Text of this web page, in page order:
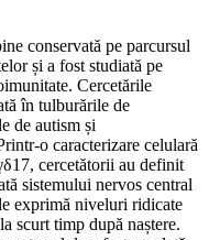
conservată pe parcursul
și a fost studiată pe
Cercetările
în tulburările de
de autism și
o caracterizare celulară
cercetătorii au definit
sistemului nervos central
exprimă niveluri ridicate
scurt timp după naștere.